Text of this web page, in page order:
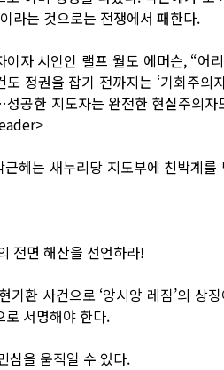
라는 것으로는 전쟁에서 패한다.
이자 시인인 랠프 월도 에머슨, “어
도 정권을 잡기 전까지는 ‘기회주
공한 지도자는 완전한 현실주의
근혜는 새누리당 지도부에 친박계
전면 해산을 선언하라!
기환 사건으로 ‘앙시앙 레짐’의
로 서명해야 한다.
심을 움직일 수 있다.